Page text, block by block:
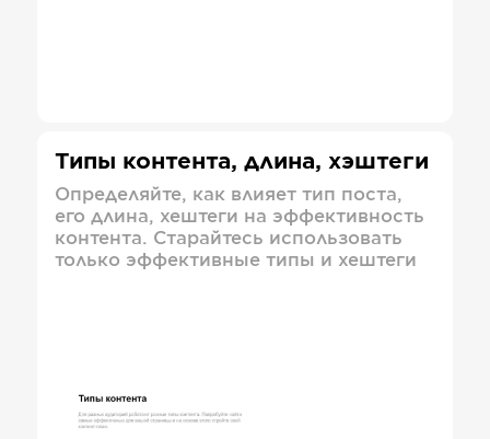
Типы контента, длина, хэштеги
Определяйте, как влияет тип поста,
его длина, хештеги на эффективность
контента. Старайтесь использовать
только эффективные типы и хештеги